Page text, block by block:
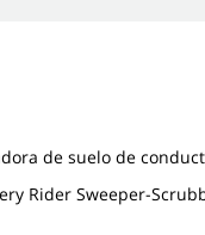
de suelo de
Rider Sweeper-